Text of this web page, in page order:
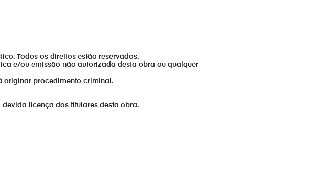
Todos os direitos estão reservados.
e/ou emissão não autorizada desta obra ou qualquer
originar procedimento criminal.
licença dos titulares desta obra.